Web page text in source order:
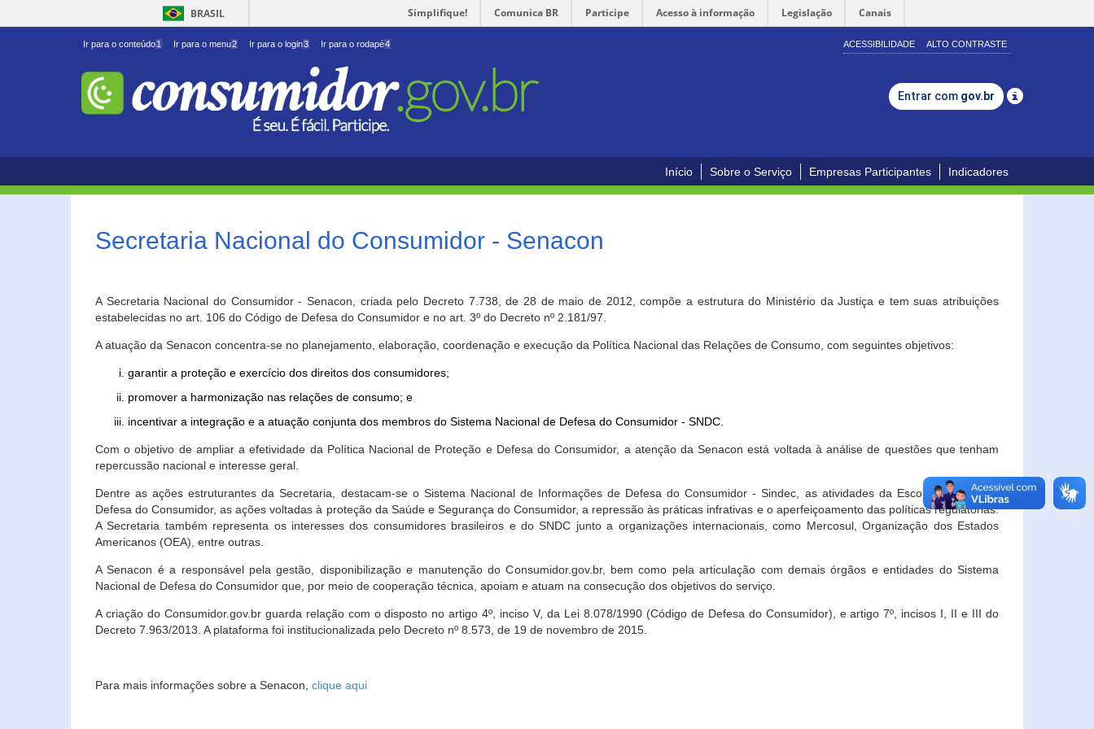
BRASIL Simplifique! Comunica BR Participe Acesso à informação Legislação Canais
Ir para o conteúdo1 Ir para o menu2 Ir para o login3 Ir para o rodapé4 ACESSIBILIDADE ALTO CONTRASTE
Entrar com gov.br
Início Sobre o Serviço Empresas Participantes Indicadores
Secretaria Nacional do Consumidor - Senacon
A Secretaria Nacional do Consumidor - Senacon, criada pelo Decreto 7.738, de 28 de maio de 2012, compõe a estrutura do Ministério da Justiça e tem suas atribuições
estabelecidas no art. 106 do Código de Defesa do Consumidor e no art. 3º do Decreto nº 2.181/97.
A atuação da Senacon concentra-se no planejamento, elaboração, coordenação e execução da Política Nacional das Relações de Consumo, com seguintes objetivos:
garantir a proteção e exercício dos direitos dos consumidores;
promover a harmonização nas relações de consumo; e
incentivar a integração e a atuação conjunta dos membros do Sistema Nacional de Defesa do Consumidor - SNDC.
Com o objetivo de ampliar a efetividade da Política Nacional de Proteção e Defesa do Consumidor, a atenção da Senacon está voltada à análise de questões que tenham
repercussão nacional e interesse geral.
Dentre as ações estruturantes da Secretaria, destacam-se o Sistema Nacional de Informações de Defesa do Consumidor - Sindec, as atividades da Escola Nacional de
Defesa do Consumidor, as ações voltadas à proteção da Saúde e Segurança do Consumidor, a repressão às práticas infrativas e o aperfeiçoamento das políticas regulatórias.
A Secretaria também representa os interesses dos consumidores brasileiros e do SNDC junto a organizações internacionais, como Mercosul, Organização dos Estados
Americanos (OEA), entre outras.
A Senacon é a responsável pela gestão, disponibilização e manutenção do Consumidor.gov.br, bem como pela articulação com demais órgãos e entidades do Sistema
Nacional de Defesa do Consumidor que, por meio de cooperação técnica, apoiam e atuam na consecução dos objetivos do serviço.
A criação do Consumidor.gov.br guarda relação com o disposto no artigo 4º, inciso V, da Lei 8.078/1990 (Código de Defesa do Consumidor), e artigo 7º, incisos I, II e III do
Decreto 7.963/2013. A plataforma foi institucionalizada pelo Decreto nº 8.573, de 19 de novembro de 2015.
Para mais informações sobre a Senacon, clique aqui